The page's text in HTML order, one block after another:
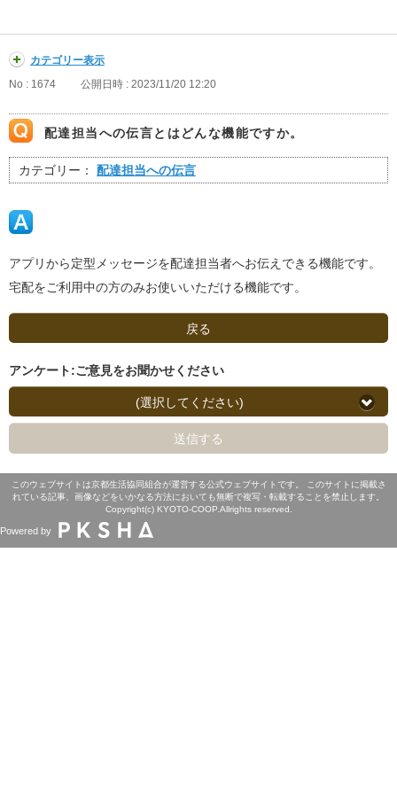
カテゴリー表示
No : 1674
公開日時 : 2023/11/20 12:20
配達担当への伝言とはどんな機能ですか。
カテゴリー： 配達担当への伝言
アプリから定型メッセージを配達担当者へお伝えできる機能です。
宅配をご利用中の方のみお使いいただける機能です。
戻る
アンケート:ご意見をお聞かせください
(選択してください)
送信する
このウェブサイトは京都生活協同組合が運営する公式ウェブサイトです。 このサイトに掲載さ
れている記事、画像などをいかなる方法においても無断で複写・転載することを禁止します。
Copyright(c) KYOTO-COOP.Allrights reserved.
Powered by